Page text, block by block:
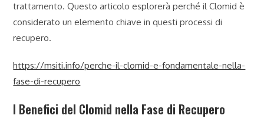
trattamento. Questo articolo esplorerà perché il Clomid è
considerato un elemento chiave in questi processi di
recupero.
https://msiti.info/perche-il-clomid-e-fondamentale-nella-
fase-di-recupero
I Benefici del Clomid nella Fase di Recupero